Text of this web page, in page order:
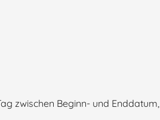
zwischen Beginn- und